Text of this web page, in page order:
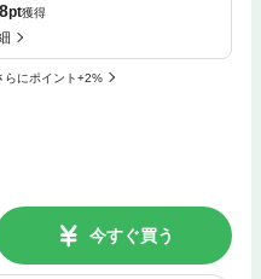
8pt獲得
らにポイント+2%
今すぐ買う